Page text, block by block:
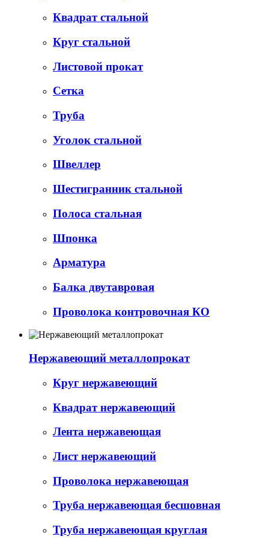
Квадрат стальной
Круг стальной
Листовой прокат
Сетка
Труба
Уголок стальной
Швеллер
Шестигранник стальной
Полоса стальная
Шпонка
Арматура
Балка двутавровая
Проволока контровочная КО
Нержавеющий металлопрокат
Круг нержавеющий
Квадрат нержавеющий
Лента нержавеющая
Лист нержавеющий
Проволока нержавеющая
Труба нержавеющая бесшовная
Труба нержавеющая круглая